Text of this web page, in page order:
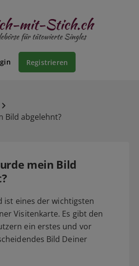
Registrieren
Bild abgelehnt?
mein Bild
ist eines der wichtigsten
Visitenkarte. Es gibt den
ein erstes und vor
Bild Deiner